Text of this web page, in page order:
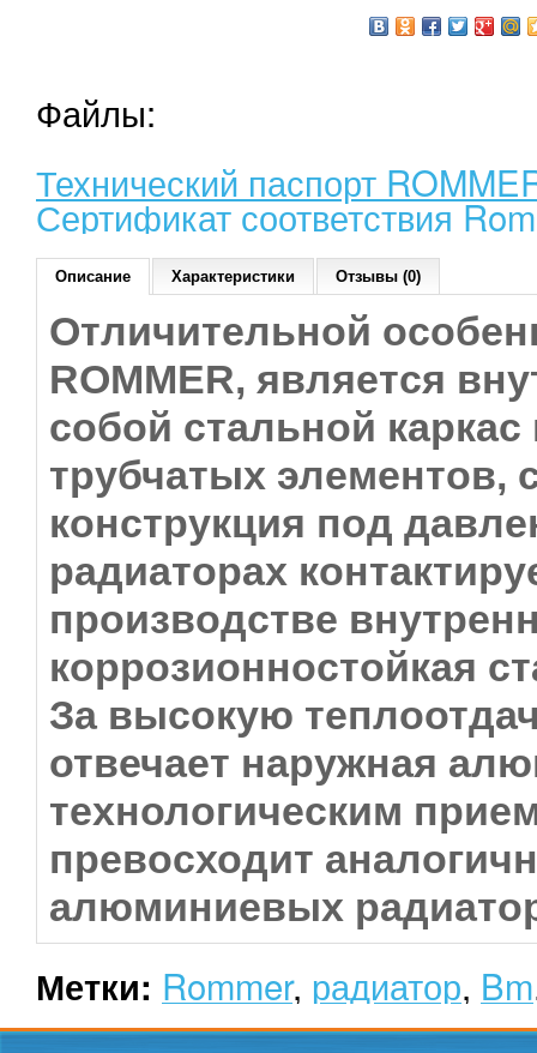
Файлы:
Технический паспорт
Сертификат соответствия
Описание Характеристики Отзывы (0)
Отличительной
ROMMER, является
собой стальной
трубчатых элементов,
конструкция под
радиаторах
производстве
коррозионностойкая
За высокую
отвечает наружная
технологическим
превосходит
алюминиевых
Метки: Rommer, радиатор, Bm